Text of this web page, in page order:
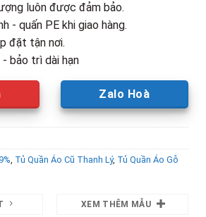
luôn được đảm bảo.
- quấn PE khi giao hàng.
đặt tận nơi.
- bảo trì dài hạn
Zalo Hoà
, Tủ Quần Áo Cũ Thanh Lý, Tủ Quần Áo Gỗ
XEM THÊM MẪU